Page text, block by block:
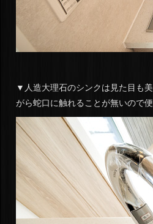
▼人造大理石のシンクは見た目も
がら蛇口に触れることが無いので